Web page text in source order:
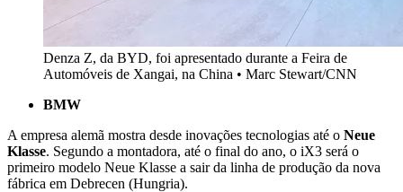
Denza Z, da BYD, foi apresentado durante a Feira de
Automóveis de Xangai, na China • Marc Stewart/CNN
BMW
A empresa alemã mostra desde inovações tecnologias até o Neue
Klasse. Segundo a montadora, até o final do ano, o iX3 será o
primeiro modelo Neue Klasse a sair da linha de produção da nova
fábrica em Debrecen (Hungria).